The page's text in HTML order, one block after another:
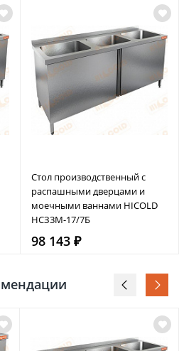
Стол производственный с
распашными дверцами и
моечными ваннами HICOLD
НСЗ3М-17/7Б
98 143 ₽